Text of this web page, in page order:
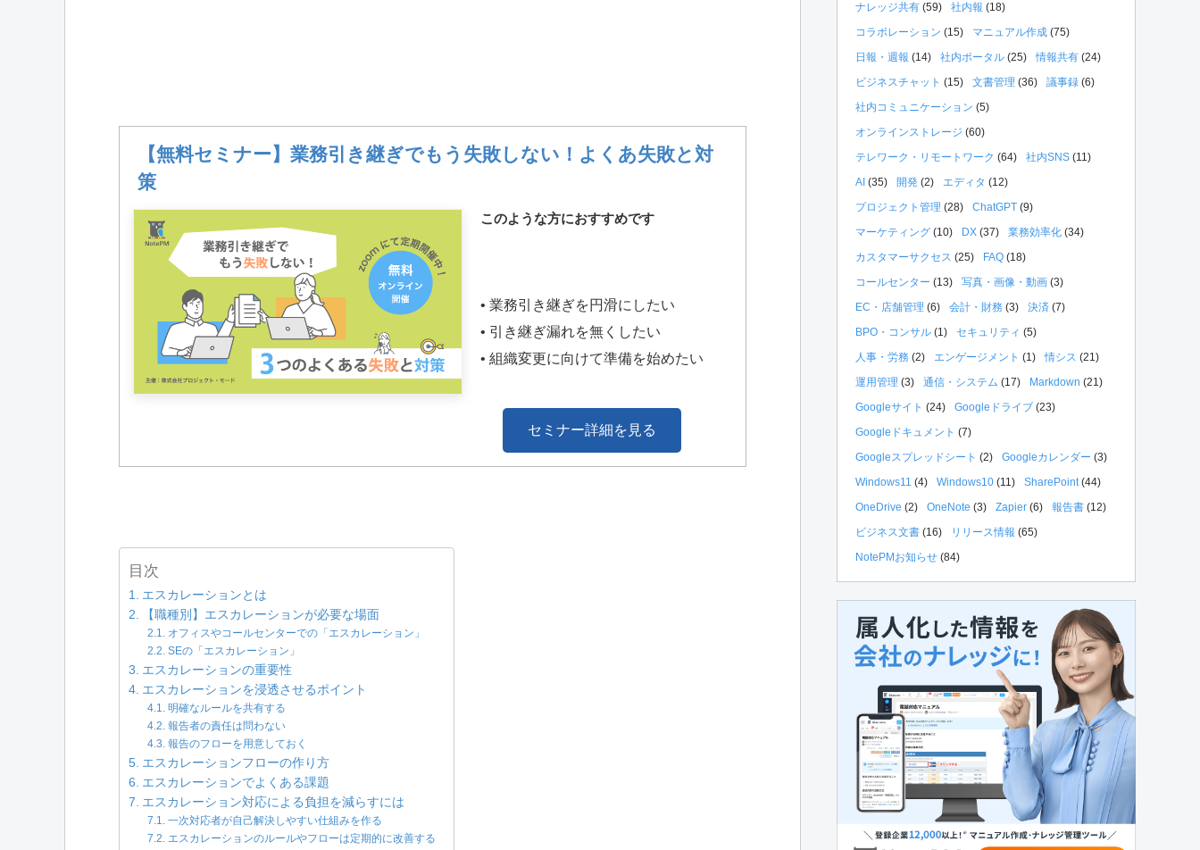
【無料セミナー】業務引き継ぎでもう失敗しない！よくあ失敗と対
策
このような方におすすめです
• 業務引き継ぎを円滑にしたい
• 引き継ぎ漏れを無くしたい
• 組織変更に向けて準備を始めたい
セミナー詳細を見る
目次
エスカレーションとは
【職種別】エスカレーションが必要な場面
オフィスやコールセンターでの「エスカレーション」
SEの「エスカレーション」
エスカレーションの重要性
エスカレーションを浸透させるポイント
明確なルールを共有する
報告者の責任は問わない
報告のフローを用意しておく
エスカレーションフローの作り方
エスカレーションでよくある課題
エスカレーション対応による負担を減らすには
一次対応者が自己解決しやすい仕組みを作る
エスカレーションのルールやフローは定期的に改善する
ナレッジ共有 (59) 社内報 (18)
コラボレーション (15) マニュアル作成 (75)
日報・週報 (14) 社内ポータル (25) 情報共有 (24)
ビジネスチャット (15) 文書管理 (36) 議事録 (6)
社内コミュニケーション (5)
オンラインストレージ (60)
テレワーク・リモートワーク (64) 社内SNS (11)
AI (35) 開発 (2) エディタ (12)
プロジェクト管理 (28) ChatGPT (9)
マーケティング (10) DX (37) 業務効率化 (34)
カスタマーサクセス (25) FAQ (18)
コールセンター (13) 写真・画像・動画 (3)
EC・店舗管理 (6) 会計・財務 (3) 決済 (7)
BPO・コンサル (1) セキュリティ (5)
人事・労務 (2) エンゲージメント (1) 情シス (21)
運用管理 (3) 通信・システム (17) Markdown (21)
Googleサイト (24) Googleドライブ (23)
Googleドキュメント (7)
Googleスプレッドシート (2) Googleカレンダー (3)
Windows11 (4) Windows10 (11) SharePoint(44)
OneDrive (2) OneNote (3) Zapier (6) 報告書 (12)
ビジネス文書 (16) リリース情報 (65)
NotePMお知らせ (84)